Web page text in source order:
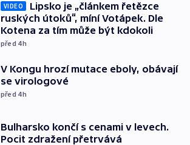
VIDEO
Lipsko je „článkem řetězce
ruských útoků“, míní Votápek. Dle
Kotena za tím může být kdokoli
před 4h
V Kongu hrozí mutace eboly, obávají
se virologové
před 4h
Bulharsko končí s cenami v levech.
Pocit zdražení přetrvává